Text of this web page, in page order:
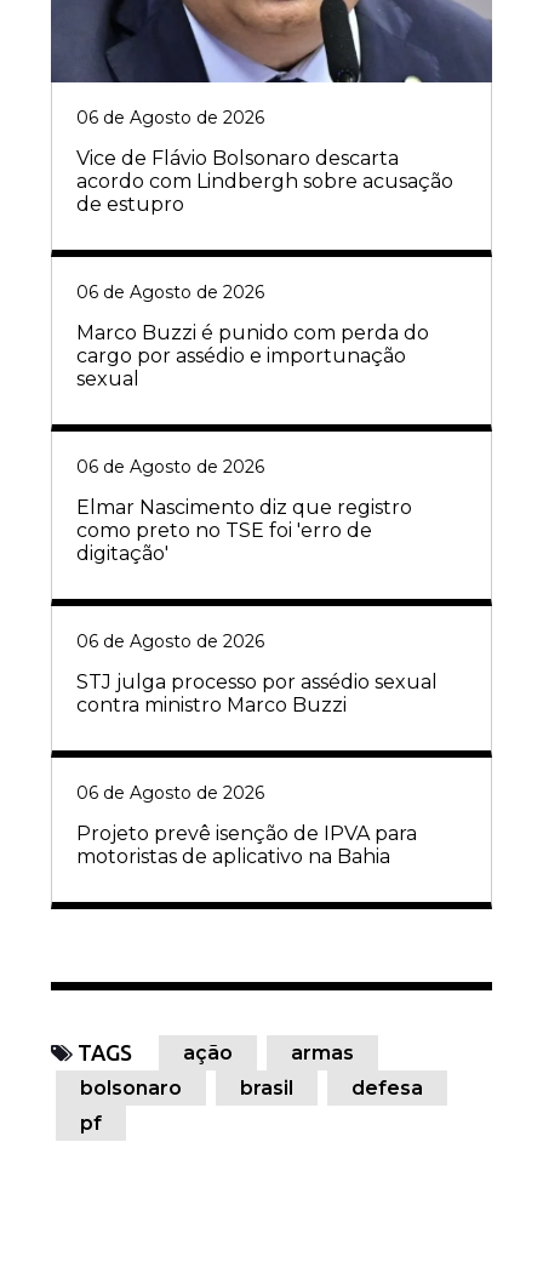
06 de Agosto de 2026
Vice de Flávio Bolsonaro descarta
acordo com Lindbergh sobre acusação
de estupro
06 de Agosto de 2026
Marco Buzzi é punido com perda do
cargo por assédio e importunação
sexual
06 de Agosto de 2026
Elmar Nascimento diz que registro
como preto no TSE foi 'erro de
digitação'
06 de Agosto de 2026
STJ julga processo por assédio sexual
contra ministro Marco Buzzi
06 de Agosto de 2026
Projeto prevê isenção de IPVA para
motoristas de aplicativo na Bahia
TAGS ação
armas
bolsonaro
brasil
defesa
pf